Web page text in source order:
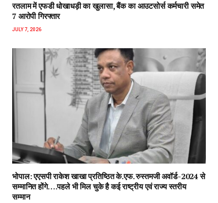
रतलाम में एफडी धोखाधड़ी का खुलासा, बैंक का आउटसोर्स कर्मचारी समेत
7 आरोपी गिरफ्तार
JULY 7, 2026
भोपाल: एएसपी राकेश‌ खाखा प्रतिष्ठित के.एफ. रुस्तमजी अवॉर्ड-2024 से
सम्मानित होंगे….पहले भी मिल चुके है कई राष्ट्रीय एवं राज्य स्तरीय
सम्मान